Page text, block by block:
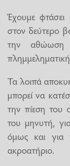
Έχουμε
στον δεύτερο
την αθώωση
Τα λοιπά
μπορεί να
την πίεση του
του μηνυτή,
όμως και για
ακροατήριο.